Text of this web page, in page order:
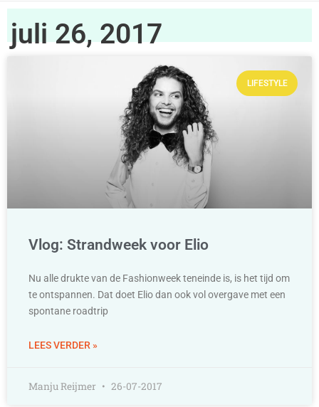
juli 26, 2017
LIFESTYLE
Vlog: Strandweek voor Elio
Nu alle drukte van de Fashionweek teneinde is, is het tijd om
te ontspannen. Dat doet Elio dan ook vol overgave met een
spontane roadtrip
LEES VERDER »
Manju Reijmer 26-07-2017